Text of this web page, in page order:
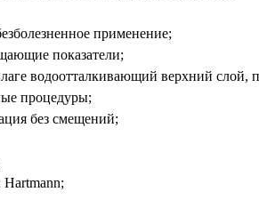
применение;
показатели;
водоотталкивающий верхний слой,
процедуры;
без смещений;